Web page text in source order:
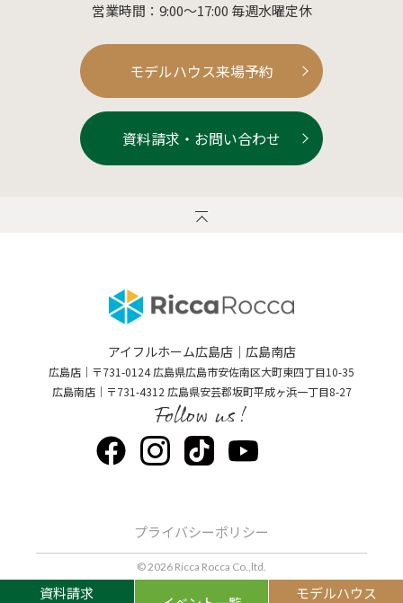
営業時間：9:00～17:00 毎週水曜定休
モデルハウス来場予約
資料請求・お問い合わせ
アイフルホーム広島店｜広島南店
広島店｜〒731-0124 広島県広島市安佐南区大町東四丁目10-35
広島南店｜〒731-4312 広島県安芸郡坂町平成ヶ浜一丁目8-27
Follow us!
プライバシーポリシー
© 2026 Ricca Rocca Co.,ltd.
資料請求
モデルハウス